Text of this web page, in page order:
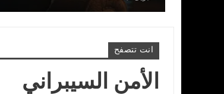
انت تتصفح
الأمن السيبراني